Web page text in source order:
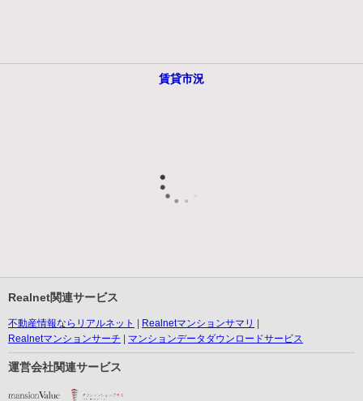
賃貸市況
Realnet関連サービス
不動産情報ならリアルネット
Realnetマンションサマリ
Realnetマンションサーチ
マンションデータダウンロードサービス
運営会社関連サービス